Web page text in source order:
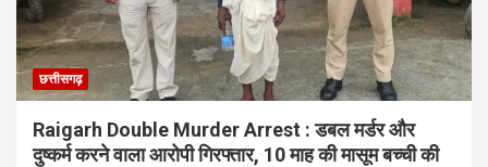
छत्तीसगढ़
Raigarh Double Murder Arrest : डबल मर्डर और
दुष्कर्म करने वाला आरोपी गिरफ्तार, 10 माह की मासूम बच्ची की